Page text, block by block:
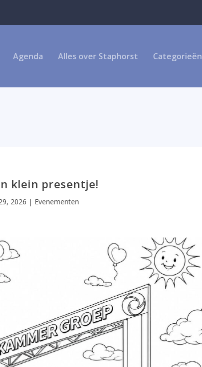
Agenda Alles over Staphorst Categorieën
klein presentje!
2026 | Evenementen